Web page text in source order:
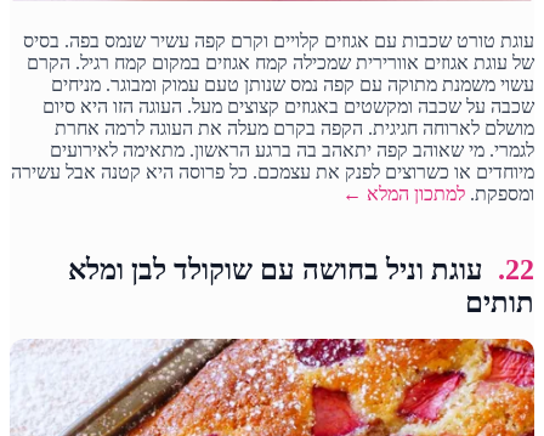
עוגת טורט שכבות עם אגוזים קלויים וקרם קפה עשיר שנמס בפה. בסיס
של עוגת אגוזים אוורירית שמכילה קמח אגוזים במקום קמח רגיל. הקרם
עשוי משמנת מתוקה עם קפה נמס שנותן טעם עמוק ומבוגר. מניחים
שכבה על שכבה ומקשטים באגוזים קצוצים מעל. העוגה הזו היא סיום
מושלם לארוחה חגיגית. הקפה בקרם מעלה את העוגה לרמה אחרת
לגמרי. מי שאוהב קפה יתאהב בה ברגע הראשון. מתאימה לאירועים
מיוחדים או כשרוצים לפנק את עצמכם. כל פרוסה היא קטנה אבל עשירה
ומספקת.למתכון המלא ←
22.
עוגת וניל בחושה עם שוקולד לבן ומלא
תותים